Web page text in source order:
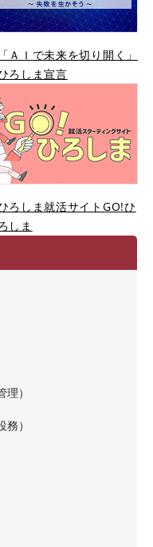
「ＡＩで未来を切り開く」
ろしま宣言
ろしま就活サイトGO!ひ
しま
）
）